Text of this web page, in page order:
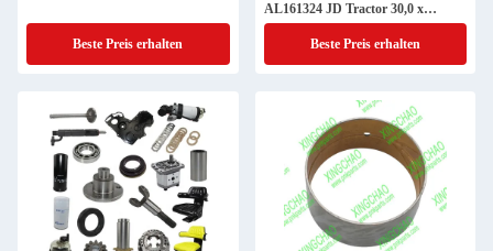
Beste Preis erhalten
AL161324 JD Tractor 30,0 x
83.3mm
Beste Preis erhalten